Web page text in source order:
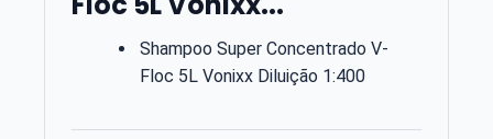
Shampoo Super Concentrado V-
Floc 5L Vonixx Diluição 1:400